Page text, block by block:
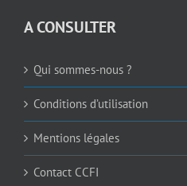
A CONSULTER
Qui sommes-nous ?
Conditions d’utilisation
Mentions légales
Contact CCFI